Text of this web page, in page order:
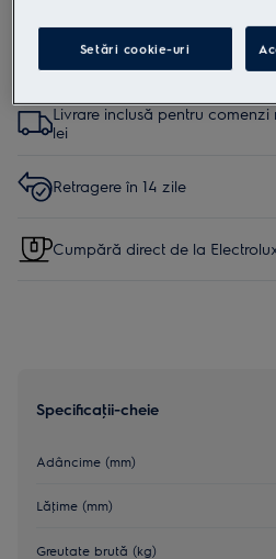
Cumpără de pe
Livrare inclusă pentru
lei
Retragere în 14 zile
Cumpără direct de la
Specificaţii-cheie
Adâncime (mm)
Lăţime (mm)
Greutate brută (kg)
Setări cookie-uri